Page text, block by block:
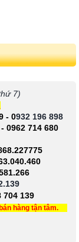
7)
- 0932 196 898
- 0962 714 680
704 139
hàng tận tâm.